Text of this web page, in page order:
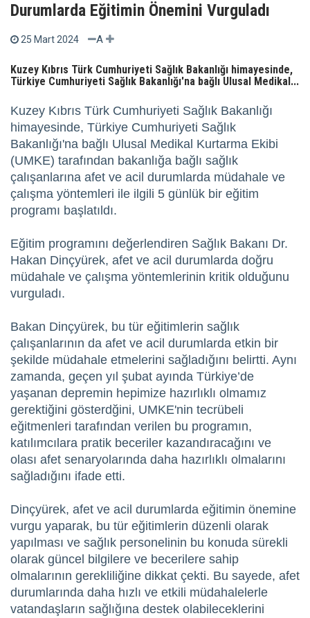
Durumlarda Eğitimin Önemini Vurguladı
25 Mart 2024 A
Kuzey Kıbrıs Türk Cumhuriyeti Sağlık Bakanlığı himayesinde,
Türkiye Cumhuriyeti Sağlık Bakanlığı'na bağlı Ulusal Medikal...
Kuzey Kıbrıs Türk Cumhuriyeti Sağlık Bakanlığı
himayesinde, Türkiye Cumhuriyeti Sağlık
Bakanlığı'na bağlı Ulusal Medikal Kurtarma Ekibi
(UMKE) tarafından bakanlığa bağlı sağlık
çalışanlarına afet ve acil durumlarda müdahale ve
çalışma yöntemleri ile ilgili 5 günlük bir eğitim
programı başlatıldı.
Eğitim programını değerlendiren Sağlık Bakanı Dr.
Hakan Dinçyürek, afet ve acil durumlarda doğru
müdahale ve çalışma yöntemlerinin kritik olduğunu
vurguladı.
Bakan Dinçyürek, bu tür eğitimlerin sağlık
çalışanlarının da afet ve acil durumlarda etkin bir
şekilde müdahale etmelerini sağladığını belirtti. Aynı
zamanda, geçen yıl şubat ayında Türkiye’de
yaşanan depremin hepimize hazırlıklı olmamız
gerektiğini gösterdğini, UMKE'nin tecrübeli
eğitmenleri tarafından verilen bu programın,
katılımcılara pratik beceriler kazandıracağını ve
olası afet senaryolarında daha hazırlıklı olmalarını
sağladığını ifade etti.
Dinçyürek, afet ve acil durumlarda eğitimin önemine
vurgu yaparak, bu tür eğitimlerin düzenli olarak
yapılması ve sağlık personelinin bu konuda sürekli
olarak güncel bilgilere ve becerilere sahip
olmalarının gerekliliğine dikkat çekti. Bu sayede, afet
durumlarında daha hızlı ve etkili müdahalelerle
vatandaşların sağlığına destek olabileceklerini